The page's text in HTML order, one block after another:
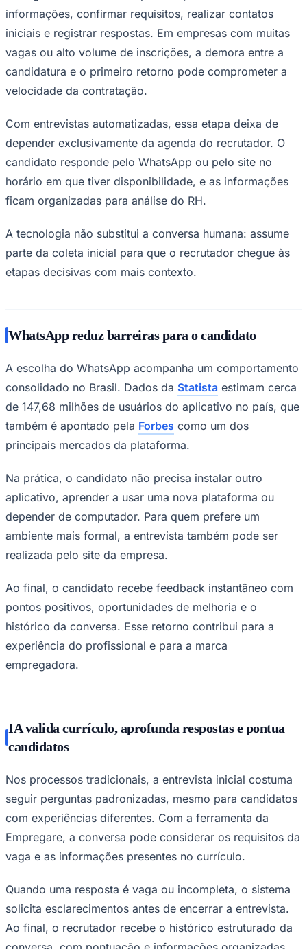
Corinthians
Palmeiras
São Paulo
informações, confirmar requisitos, realizar contatos
iniciais e registrar respostas. Em empresas com muitas
vagas ou alto volume de inscrições, a demora entre a
candidatura e o primeiro retorno pode comprometer a
velocidade da contratação.
Com entrevistas automatizadas, essa etapa deixa de
depender exclusivamente da agenda do recrutador. O
candidato responde pelo WhatsApp ou pelo site no
horário em que tiver disponibilidade, e as informações
ficam organizadas para análise do RH.
A tecnologia não substitui a conversa humana: assume
parte da coleta inicial para que o recrutador chegue às
etapas decisivas com mais contexto.
WhatsApp reduz barreiras para o candidato
A escolha do WhatsApp acompanha um comportamento
consolidado no Brasil. Dados da Statista estimam cerca
de 147,68 milhões de usuários do aplicativo no país, que
também é apontado pela Forbes como um dos
principais mercados da plataforma.
Na prática, o candidato não precisa instalar outro
aplicativo, aprender a usar uma nova plataforma ou
depender de computador. Para quem prefere um
ambiente mais formal, a entrevista também pode ser
realizada pelo site da empresa.
Ao final, o candidato recebe feedback instantâneo com
pontos positivos, oportunidades de melhoria e o
histórico da conversa. Esse retorno contribui para a
experiência do profissional e para a marca
empregadora.
IA valida currículo, aprofunda respostas e pontua
candidatos
Nos processos tradicionais, a entrevista inicial costuma
seguir perguntas padronizadas, mesmo para candidatos
com experiências diferentes. Com a ferramenta da
Empregare, a conversa pode considerar os requisitos da
vaga e as informações presentes no currículo.
Quando uma resposta é vaga ou incompleta, o sistema
solicita esclarecimentos antes de encerrar a entrevista.
Ao final, o recrutador recebe o histórico estruturado da